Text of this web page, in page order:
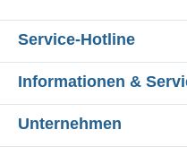
Service-Hotline
Informationen &
Unternehmen